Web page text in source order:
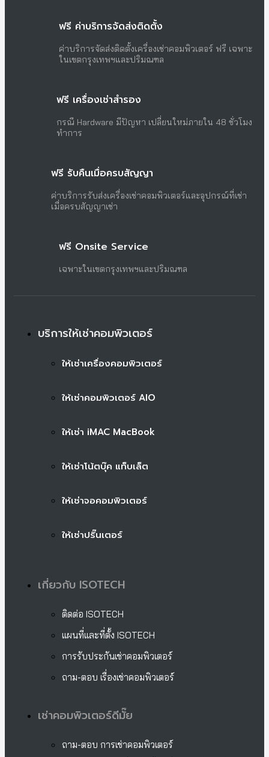
ฟรี ค่าบริการจัดส่งติดตั้ง
ค่าบริการจัดส่งติดตั้งเครื่องเช่าคอมพิวเตอร์ ฟรี เฉพาะ
ในเขตกรุงเทพฯและปริมณฑล
ฟรี เครื่องเช่าสำรอง
กรณี Hardware มีปัญหา เปลี่ยนใหม่ภายใน 48 ชั่วโมง
ทำการ
ฟรี รับคืนเมื่อครบสัญญา
ค่าบริการรับส่งเครื่องเช่าคอมพิวเตอร์และอุปกรณ์ที่เช่า
เมื่อครบสัญญาเช่า
ฟรี Onsite Service
เฉพาะในเขตกรุงเทพฯและปริมณฑล
บริการให้เช่าคอมพิวเตอร์
ให้เช่าเครื่องคอมพิวเตอร์
ให้เช่าคอมพิวเตอร์ AIO
ให้เช่า iMAC MacBook
ให้เช่าโน้ตบุ๊ค แท็บเล็ต
ให้เช่าจอคอมพิวเตอร์
ให้เช่าปริ๊นเตอร์
เกี่ยวกับ ISOTECH
ติดต่อ ISOTECH
แผนที่และที่ตั้ง ISOTECH
การรับประกันเช่าคอมพิวเตอร์
ถาม-ตอบ เรื่องเช่าคอมพิวเตอร์
เช่าคอมพิวเตอร์ดีมั๊ย
ถาม-ตอบ การเช่าคอมพิวเตอร์